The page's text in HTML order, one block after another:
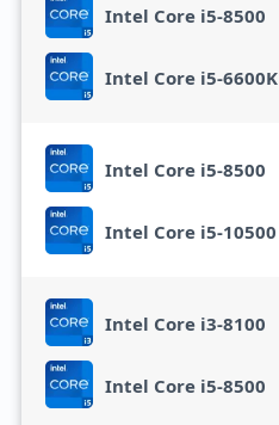
Intel Core i5-8500
Intel Core i5-6600K
Intel Core i5-8500
Intel Core i5-10500
Intel Core i3-8100
Intel Core i5-8500